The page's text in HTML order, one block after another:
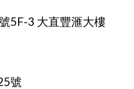
5F-3 大直豐滙大樓
號